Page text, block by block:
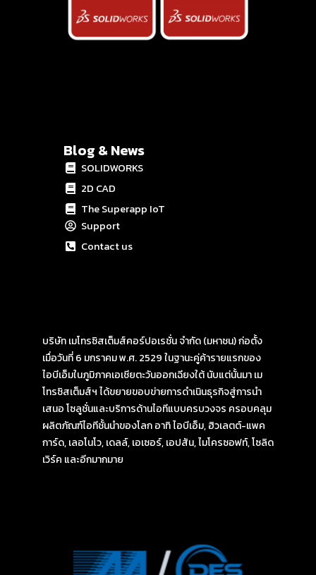
Blog & News
SOLIDWORKS
2D CAD
The Superapp IoT
Support
Contact us
บริษัท เมโทรซิสเต็มส์คอร์ปอเรชั่น จำกัด (มหาชน) ก่อตั้ง
เมื่อวันที่ 6 มกราคม พ.ศ. 2529 ในฐานะคู่ค้ารายแรกของ
ไอบีเอ็มในภูมิภาคเอเชียตะวันออกเฉียงใต้ นับแต่นั้นมา เม
โทรซิสเต็มส์ฯ ได้ขยายขอบข่ายการดำเนินธุรกิจสู่การนำ
เสนอ โซลูชั่นและบริการด้านไอทีแบบครบวงจร ครอบคลุม
ผลิตภัณฑ์ไอทีชั้นนำของโลก อาทิ ไอบีเอ็ม, ฮิวเลตต์-แพค
การ์ด, เลอโนโว, เดลล์, เอเซอร์, เอปสัน, ไมโครซอฟท์, โซลิด
เวิร์ค และอีกมากมาย